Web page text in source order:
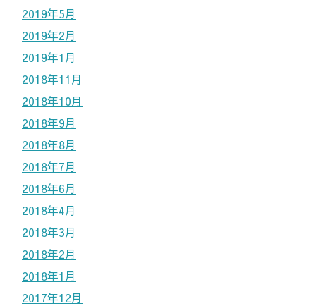
2019年5月
2019年2月
2019年1月
2018年11月
2018年10月
2018年9月
2018年8月
2018年7月
2018年6月
2018年4月
2018年3月
2018年2月
2018年1月
2017年12月